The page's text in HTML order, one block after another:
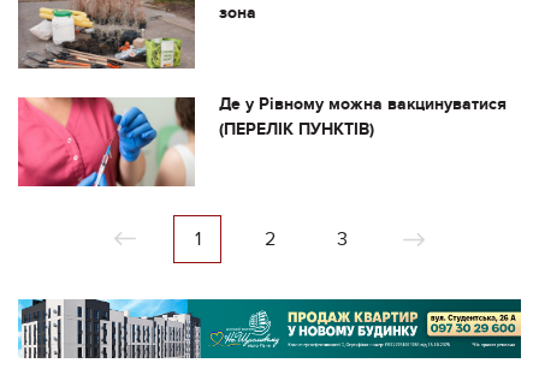
зона
Де у Рівному можна вакцинуватися
(ПЕРЕЛІК ПУНКТІВ)
1 2 3